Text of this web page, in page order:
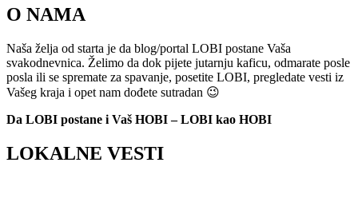
O NAMA
Naša želja od starta je da blog/portal LOBI postane Vaša
svakodnevnica. Želimo da dok pijete jutarnju kaficu, odmarate posle
posla ili se spremate za spavanje, posetite LOBI, pregledate vesti iz
Vašeg kraja i opet nam dođete sutradan 😉
Da LOBI postane i Vaš HOBI – LOBI kao HOBI
LOKALNE VESTI